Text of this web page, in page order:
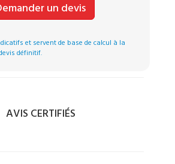
un devis
et servent de base de calcul à la
définitif.
AVIS CERTIFIÉS